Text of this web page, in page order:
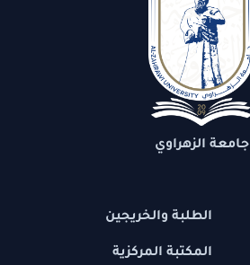
جامعة الزهراوي
الطلبة والخريجين
المكتبة المركزية